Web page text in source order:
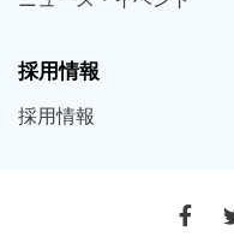
採用情報
採用情報